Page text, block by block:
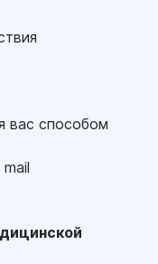
вас способом